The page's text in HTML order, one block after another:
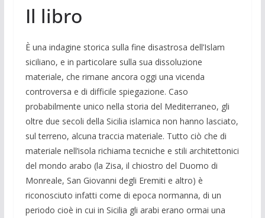
Il libro
È una indagine storica sulla fine disastrosa dell’Islam
siciliano, e in particolare sulla sua dissoluzione
materiale, che rimane ancora oggi una vicenda
controversa e di difficile spiegazione. Caso
probabilmente unico nella storia del Mediterraneo, gli
oltre due secoli della Sicilia islamica non hanno lasciato,
sul terreno, alcuna traccia materiale. Tutto ciò che di
materiale nell’isola richiama tecniche e stili architettonici
del mondo arabo (la Zisa, il chiostro del Duomo di
Monreale, San Giovanni degli Eremiti e altro) è
riconosciuto infatti come di epoca normanna, di un
periodo cioè in cui in Sicilia gli arabi erano ormai una